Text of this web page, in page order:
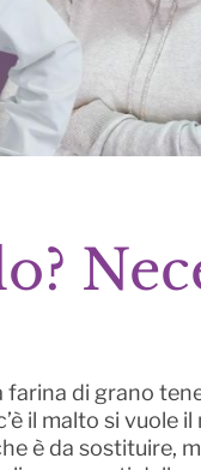
farina di grano
il malto si vuole il
è da sostituire,